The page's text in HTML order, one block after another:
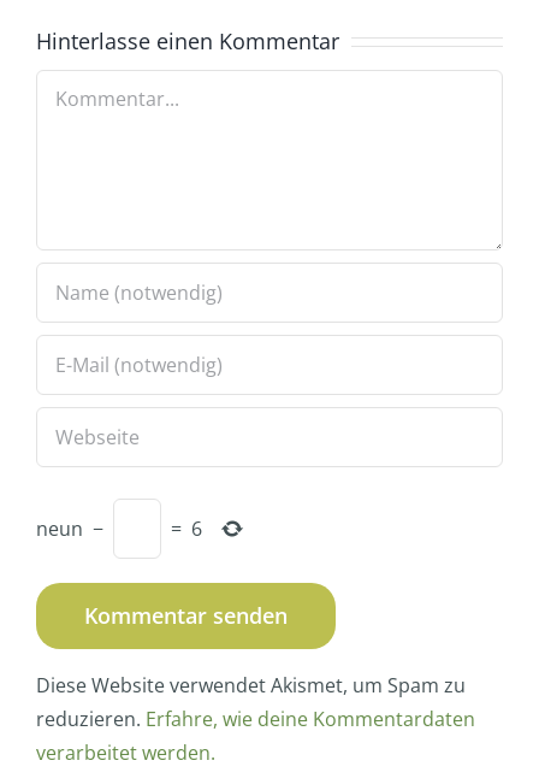
Hinterlasse einen Kommentar
Kommentar
neun − = 6
Diese Website verwendet Akismet, um Spam zu
reduzieren. Erfahre, wie deine Kommentardaten
verarbeitet werden.